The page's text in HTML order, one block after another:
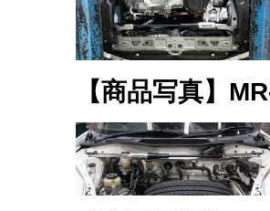
【商品写真】